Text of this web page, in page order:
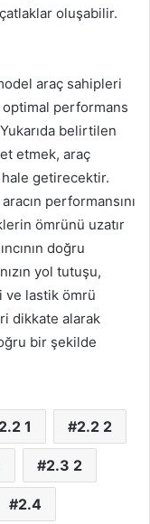
oluşabilir.
araç sahipleri
optimal performans
belirtilen
etmek, araç
hale getirecektir.
performansını
ömrünü uzatır
doğru
yol tutuşu,
ve lastik ömrü
dikkate alarak
bir şekilde
1 2.2 2
2.3 2
2.4